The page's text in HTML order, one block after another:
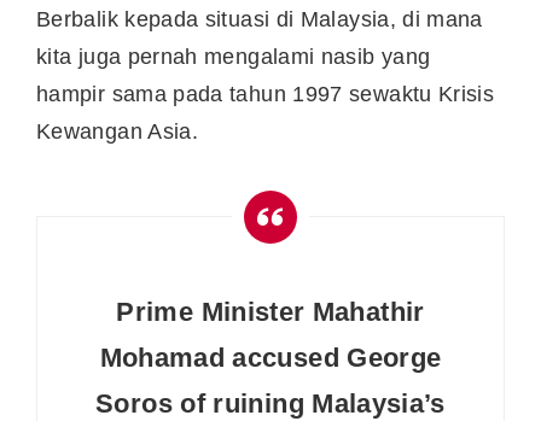
Berbalik kepada situasi di Malaysia, di mana
kita juga pernah mengalami nasib yang
hampir sama pada tahun 1997 sewaktu Krisis
Kewangan Asia.
Prime Minister Mahathir
Mohamad accused George
Soros of ruining Malaysia’s